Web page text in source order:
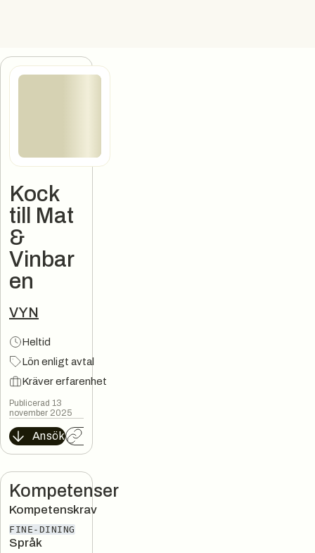
Kock
till Mat
&
Vinbar
en
Jobbannons
VYN
Heltid
Lön enligt avtal
Kräver erfarenhet
Publicerad 13
november 2025
Ansök
Kompetenser
Kompetenskrav
FINE-DINING
Språk